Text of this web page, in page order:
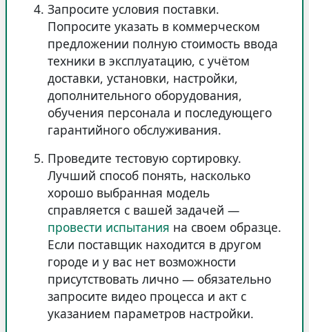
Запросите условия поставки.
Попросите указать в коммерческом
предложении полную стоимость ввода
техники в эксплуатацию, с учётом
доставки, установки, настройки,
дополнительного оборудования,
обучения персонала и последующего
гарантийного обслуживания.
Проведите тестовую сортировку.
Лучший способ понять, насколько
хорошо выбранная модель
справляется с вашей задачей —
провести испытания на своем образце.
Если поставщик находится в другом
городе и у вас нет возможности
присутствовать лично — обязательно
запросите видео процесса и акт с
указанием параметров настройки.